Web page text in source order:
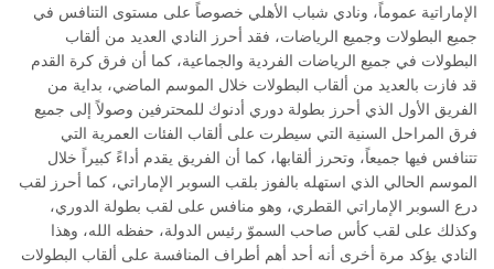
الإماراتية عموماً، ونادي شباب الأهلي خصوصاً على مستوى التنافس في
جميع البطولات وجميع الرياضات، فقد أحرز النادي العديد من ألقاب
البطولات في جميع الرياضات الفردية والجماعية، كما أن فرق كرة القدم
قد فازت بالعديد من ألقاب البطولات خلال الموسم الماضي، بداية من
الفريق الأول الذي أحرز بطولة دوري أدنوك للمحترفين وصولاً إلى جميع
فرق المراحل السنية التي سيطرت على ألقاب الفئات العمرية التي
تتنافس فيها جميعاً، وتحرز ألقابها، كما أن الفريق يقدم أداءً كبيراً خلال
الموسم الحالي الذي استهله بالفوز بلقب السوبر الإماراتي، كما أحرز لقب
درع السوبر الإماراتي القطري، وهو منافس على لقب بطولة الدوري،
وكذلك على لقب كأس صاحب السموّ رئيس الدولة، حفظه الله، وهذا
النادي يؤكد مرة أخرى أنه أحد أهم أطراف المنافسة على ألقاب البطولات